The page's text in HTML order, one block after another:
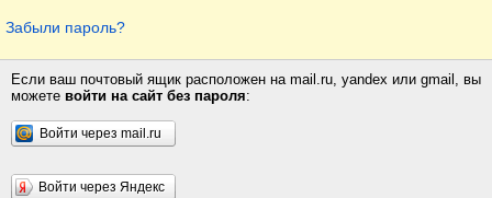
Забыли пароль?
Если ваш почтовый ящик расположен на mail.ru, yandex или gmail, вы
можете войти на сайт без пароля:
Войти через mail.ru
Войти через Яндекс